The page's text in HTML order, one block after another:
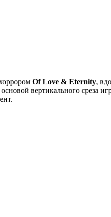
Of Love & Eternity,
вертикального среза